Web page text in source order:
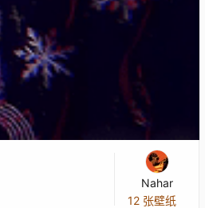
Nahar
12 张壁纸